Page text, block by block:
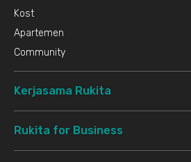
Kost
Apartemen
Community
Kerjasama Rukita
Rukita for Business